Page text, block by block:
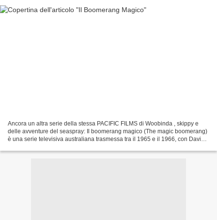
Ancora un altra serie della stessa PACIFIC FILMS di Woobinda , skippy e
delle avventure del seaspray: Il boomerang magico (The magic boomerang)
è una serie televisiva australiana trasmessa tra il 1965 e il 1966, con David